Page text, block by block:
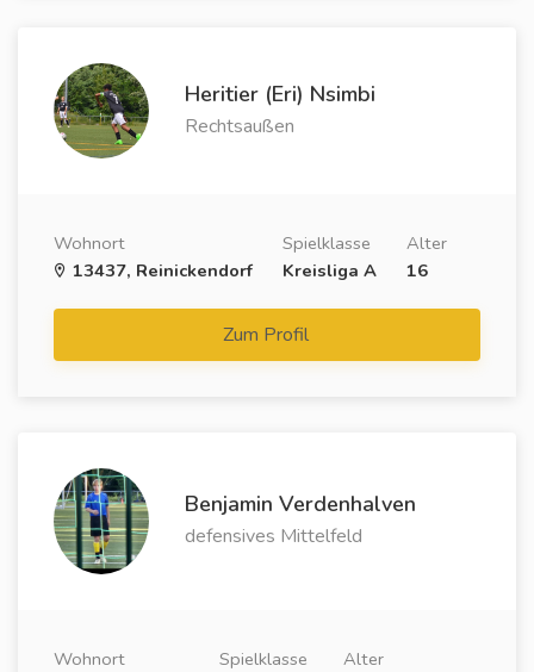
Heritier (Eri) Nsimbi
Rechtsaußen
Wohnort
13437, Reinickendorf
Spielklasse
Kreisliga A
Alter
16
Zum Profil
Benjamin Verdenhalven
defensives Mittelfeld
Wohnort
Spielklasse
Alter